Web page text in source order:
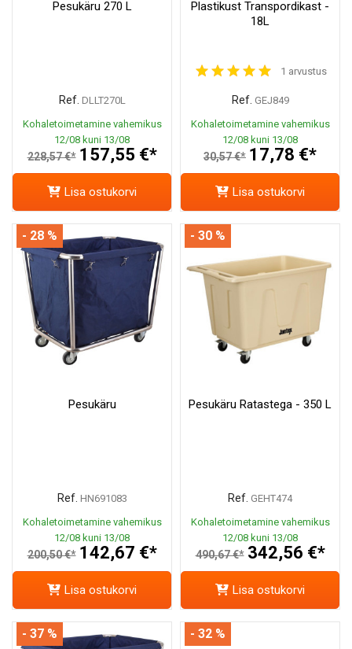
Pesukäru 270 L
Ref. DLLT270L
Kohaletoimetamine vahemikus
12/08 kuni 13/08
228,57 €* 157,55 €*
Lisa ostukorvi
Plastikust Transpordikast -
18L
1 arvustus
Ref. GEJ849
Kohaletoimetamine vahemikus
12/08 kuni 13/08
30,57 €* 17,78 €*
Lisa ostukorvi
Pesukäru
Ref. HN691083
Kohaletoimetamine vahemikus
12/08 kuni 13/08
200,50 €* 142,67 €*
- 28 %
Lisa ostukorvi
Pesukäru Ratastega - 350 L
Ref. GEHT474
Kohaletoimetamine vahemikus
12/08 kuni 13/08
490,67 €* 342,56 €*
- 30 %
Lisa ostukorvi
- 37 % - 32 %